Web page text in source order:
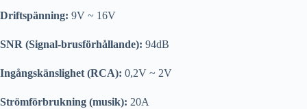
Driftspänning: 9V ~ 16V
SNR (Signal-brusförhållande): 94dB
Ingångskänslighet (RCA): 0,2V ~ 2V
Strömförbrukning (musik): 20A